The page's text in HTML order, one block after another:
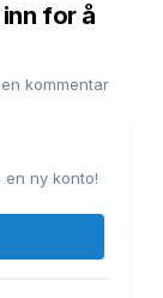
for å
kommentar
ny konto!